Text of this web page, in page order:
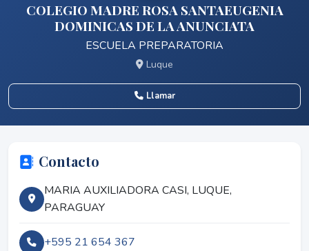
COLEGIO MADRE ROSA SANTAEUGENIA
DOMINICAS DE LA ANUNCIATA
ESCUELA PREPARATORIA
Luque
Llamar
Contacto
MARIA AUXILIADORA CASI, LUQUE,
PARAGUAY
+595 21 654 367